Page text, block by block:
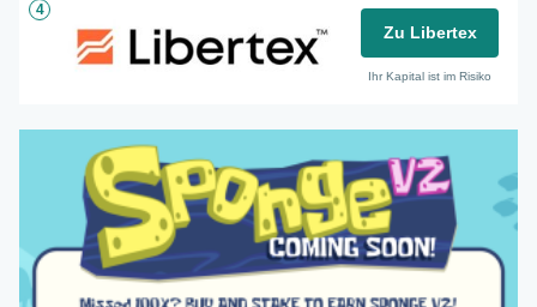
4
Zu Libertex
Ihr Kapital ist im Risiko